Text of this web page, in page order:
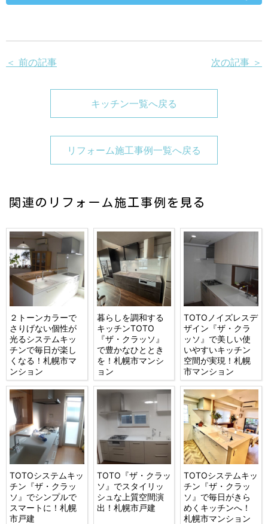
＜ 前の記事 次の記事 ＞
キッチン一覧へ戻る
リフォーム施工事例一覧へ戻る
関連のリフォーム施工事例を見る
２トーンカラーで
さりげない個性が
光るシステムキッ
チンで毎日が楽し
くなる！札幌市マ
ンション
暮らしを調和する
キッチンTOTO
『ザ・クラッソ』
で豊かなひととき
を！札幌市マンシ
ョン
TOTOノイズレスデ
ザイン『ザ・クラ
ッソ』で美しい使
いやすいキッチン
空間が実現！札幌
市マンション
TOTOシステムキッ
チン『ザ・クラッ
ソ』でシンプルで
スマートに！札幌
市戸建
TOTO『ザ・クラッ
ソ』でスタイリッ
シュな上質空間演
出！札幌市戸建
TOTOシステムキッ
チン『ザ・クラッ
ソ』で毎日がきら
めくキッチンへ！
札幌市マンション